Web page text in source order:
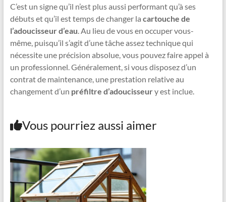
C’est un signe qu’il n’est plus aussi performant qu’à ses
débuts et qu’il est temps de changer la cartouche de
l’adoucisseur d’eau. Au lieu de vous en occuper vous-
même, puisqu’il s’agit d’une tâche assez technique qui
nécessite une précision absolue, vous pouvez faire appel à
un professionnel. Généralement, si vous disposez d’un
contrat de maintenance, une prestation relative au
changement d’un préfiltre d’adoucisseury est inclue.
Vous pourriez aussi aimer